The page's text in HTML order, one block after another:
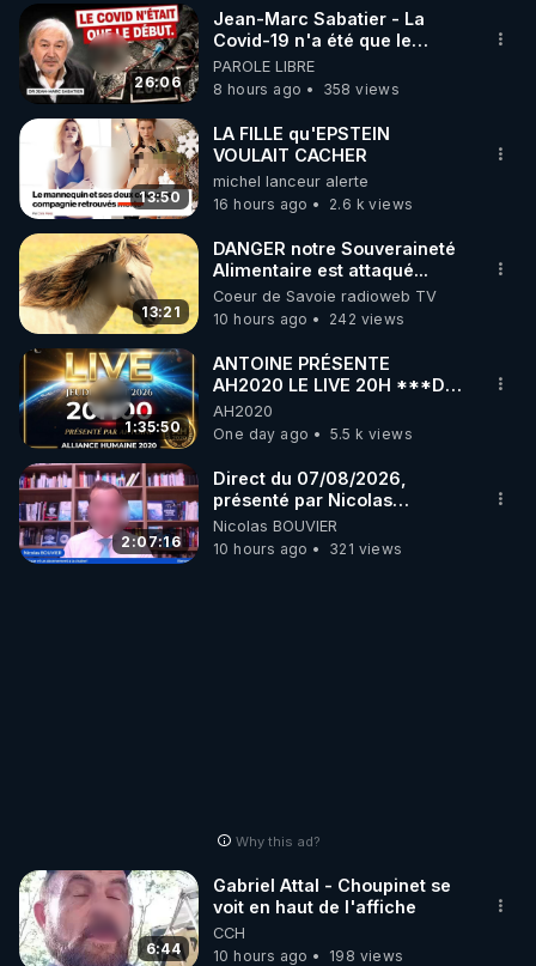
▶ 30 jours gratuit sur l’application de méditation et
de bien-être ENVOL :
Rendez-vous sur https://www.envol.app/code
le code : REGENERE
26:06
Jean-Marc Sabatier - La
Covid-19 n'a été que le
début - L'ARN messager
jusqu où ira-t-il ?
PAROLE LIBRE
8 hours ago
358 views
13:50
LA FILLE qu'EPSTEIN
VOULAIT CACHER
michel lanceur alerte
16 hours ago
2.6 k views
13:21
DANGER notre Souveraineté
Alimentaire est attaqué...
Coeur de Savoie radioweb TV
10 hours ago
242 views
1:35:50
ANTOINE PRÉSENTE
AH2020 LE LIVE 20H ***DU
06/08/2026***
AH2020
One day ago
5.5 k views
2:07:16
Direct du 07/08/2026,
présenté par Nicolas
BOUVIER
Nicolas BOUVIER
10 hours ago
321 views
Why this ad?
6:44
Gabriel Attal - Choupinet se
voit en haut de l'affiche
CCH
10 hours ago
198 views